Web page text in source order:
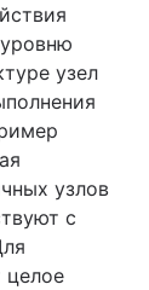
узел
узлов
с
целое